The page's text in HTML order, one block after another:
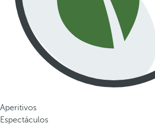
Aperitivos
Espectáculos